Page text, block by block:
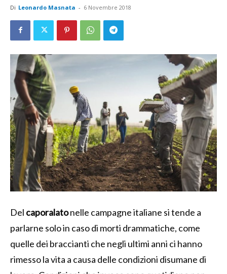
Di Leonardo Masnata - 6 Novembre 2018
Del caporalatonelle campagne italiane si tende a
parlarne solo in caso di morti drammatiche, come
quelle dei braccianti che negli ultimi anni ci hanno
rimesso la vita a causa delle condizioni disumane di